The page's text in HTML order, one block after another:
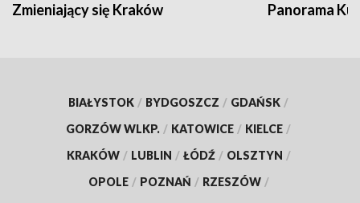
Zmieniający się Kraków Panorama
BIAŁYSTOK / BYDGOSZCZ / GDAŃSK /
GORZÓW WLKP. / KATOWICE / KIELCE /
KRAKÓW / LUBLIN / ŁÓDŹ / OLSZTYN /
OPOLE / POZNAŃ / RZESZÓW /